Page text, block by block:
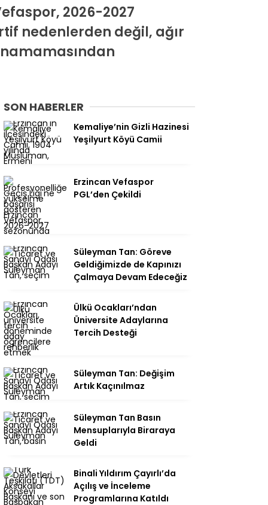
2026-2027
nedenlerden değil, ağır
SON HABERLER
Kemaliye’nin Gizli Hazinesi
Yeşilyurt Köyü Camii
Erzincan Vefaspor
PGL’den Çekildi
Süleyman Tan: Göreve
Geldiğimizde de Kapınızı
Çalmaya Devam Edeceğiz
Ülkü Ocakları’ndan
Üniversite Adaylarına
Tercih Desteği
Süleyman Tan: Değişim
Artık Kaçınılmaz
Süleyman Tan Basın
Mensuplarıyla Biraraya
Geldi
Binali Yıldırım Çayırlı’da
Açılış ve İnceleme
Programlarına Katıldı